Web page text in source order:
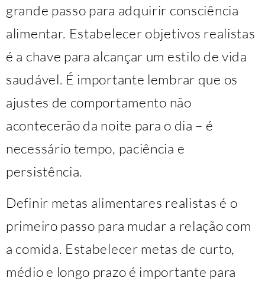
grande passo para adquirir consciência
alimentar. Estabelecer objetivos realistas
é a chave para alcançar um estilo de vida
saudável. É importante lembrar que os
ajustes de comportamento não
acontecerão da noite para o dia – é
necessário tempo, paciência e
persistência.
Definir metas alimentares realistas é o
primeiro passo para mudar a relação com
a comida. Estabelecer metas de curto,
médio e longo prazo é importante para